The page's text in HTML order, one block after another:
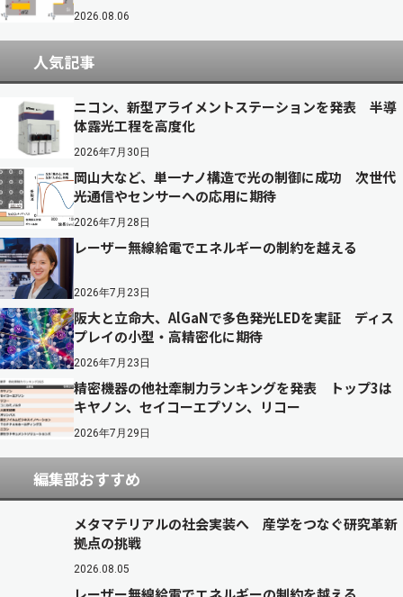
2026.08.06
人気記事
ニコン、新型アライメントステーションを発表 半導
体露光工程を高度化
2026年7月30日
岡山大など、単一ナノ構造で光の制御に成功 次世代
光通信やセンサーへの応用に期待
2026年7月28日
レーザー無線給電でエネルギーの制約を越える
2026年7月23日
阪大と立命大、AlGaNで多色発光LEDを実証 ディス
プレイの小型・高精密化に期待
2026年7月23日
精密機器の他社牽制力ランキングを発表 トップ3は
キヤノン、セイコーエプソン、リコー
2026年7月29日
編集部おすすめ
メタマテリアルの社会実装へ 産学をつなぐ研究革新
拠点の挑戦
2026.08.05